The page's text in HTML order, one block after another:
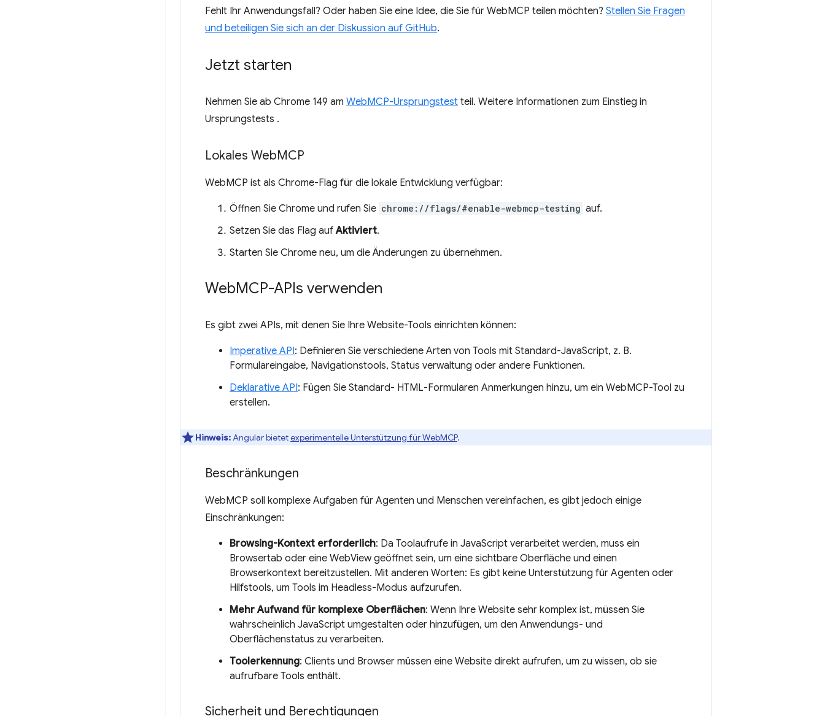
Fehlt Ihr Anwendungsfall? Oder haben Sie eine Idee, die Sie für WebMCP teilen möchten? Stellen Sie Fragen
und beteiligen Sie sich an der Diskussion auf GitHub.
Jetzt starten
Nehmen Sie ab Chrome 149 am WebMCP-Ursprungstest teil. Weitere Informationen zum Einstieg in
Ursprungstests .
Lokales WebMCP
WebMCP ist als Chrome-Flag für die lokale Entwicklung verfügbar:
Öffnen Sie Chrome und rufen Sie chrome://flags/#enable-webmcp-testing auf.
Setzen Sie das Flag aufAktiviert.
Starten Sie Chrome neu, um die Änderungen zu übernehmen.
WebMCP-APIs verwenden
Es gibt zwei APIs, mit denen Sie Ihre Website-Tools einrichten können:
Imperative API: Definieren Sie verschiedene Arten von Tools mit Standard-JavaScript, z. B.
Formulareingabe, Navigationstools, Status verwaltung oder andere Funktionen.
Deklarative API: Fügen Sie Standard- HTML-Formularen Anmerkungen hinzu, um ein WebMCP-Tool zu
erstellen.
Hinweis:Angular bietetexperimentelle Unterstützung für WebMCP.
Beschränkungen
WebMCP soll komplexe Aufgaben für Agenten und Menschen vereinfachen, es gibt jedoch einige
Einschränkungen:
Browsing-Kontext erforderlich: Da Toolaufrufe in JavaScript verarbeitet werden, muss ein
Browsertab oder eine WebView geöffnet sein, um eine sichtbare Oberfläche und einen
Browserkontext bereitzustellen. Mit anderen Worten: Es gibt keine Unterstützung für Agenten oder
Hilfstools, um Tools im Headless-Modus aufzurufen.
Mehr Aufwand für komplexe Oberflächen: Wenn Ihre Website sehr komplex ist, müssen Sie
wahrscheinlich JavaScript umgestalten oder hinzufügen, um den Anwendungs- und
Oberflächenstatus zu verarbeiten.
Toolerkennung: Clients und Browser müssen eine Website direkt aufrufen, um zu wissen, ob sie
aufrufbare Tools enthält.
Sicherheit und Berechtigungen